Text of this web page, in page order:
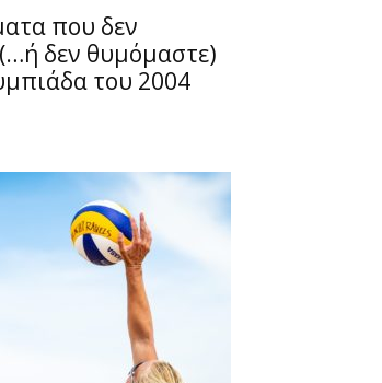
που δεν
δεν θυμόμαστε)
του 2004